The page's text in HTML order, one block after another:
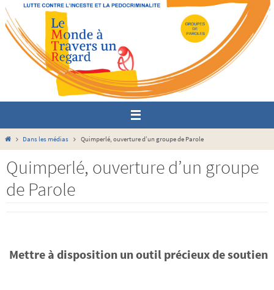
Passer
vers
contenu
HomeDans les médias Quimperlé, ouverture d’un groupe de Parole
Quimperlé, ouverture d’un groupe
de Parole
Mettre à disposition un outil précieux de soutien